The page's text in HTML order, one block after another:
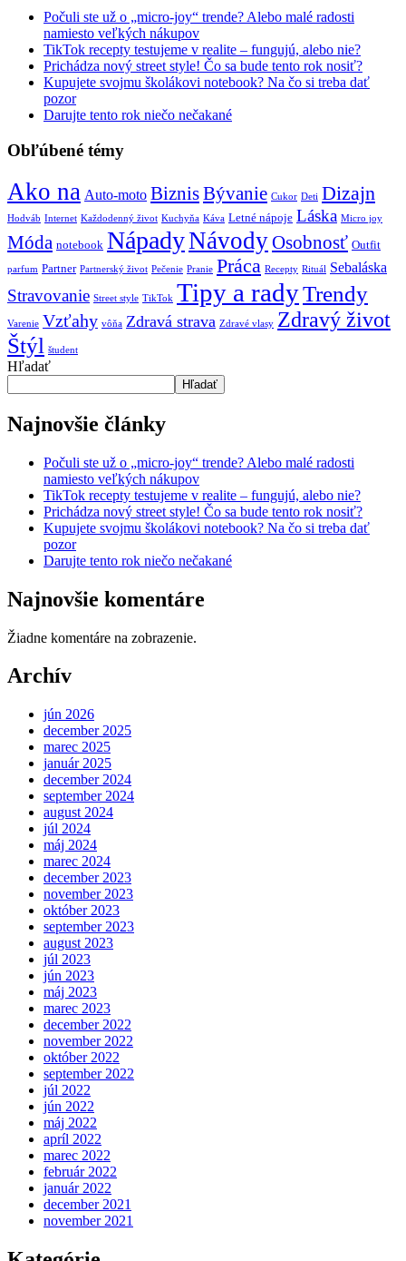
Počuli ste už o „micro-joy“ trende? Alebo malé radosti
namiesto veľkých nákupov
TikTok recepty testujeme v realite – fungujú, alebo nie?
Prichádza nový street style! Čo sa bude tento rok nosiť?
Kupujete svojmu školákovi notebook? Na čo si treba dať
pozor
Darujte tento rok niečo nečakané
Obľúbené témy
Ako na Auto-moto BiznisBývanie Cukor Deti Dizajn
Hodváb Internet Každodenný život Kuchyňa Káva Letné nápoje Láska Micro joy
Móda notebook NápadyNávodyOsobnosť Outfit
parfum Partner Partnerský život Pečenie Pranie Práca Recepty Rituál Sebaláska
Stravovanie Street style TikTok Tipy a radyTrendy
Varenie Vzťahy vôňa Zdravá strava Zdravé vlasy Zdravý život
Štýl študent
Hľadať
Hľadať
Najnovšie články
Počuli ste už o „micro-joy“ trende? Alebo malé radosti
namiesto veľkých nákupov
TikTok recepty testujeme v realite – fungujú, alebo nie?
Prichádza nový street style! Čo sa bude tento rok nosiť?
Kupujete svojmu školákovi notebook? Na čo si treba dať
pozor
Darujte tento rok niečo nečakané
Najnovšie komentáre
Žiadne komentáre na zobrazenie.
Archív
jún 2026
december 2025
marec 2025
január 2025
december 2024
september 2024
august 2024
júl 2024
máj 2024
marec 2024
december 2023
november 2023
október 2023
september 2023
august 2023
júl 2023
jún 2023
máj 2023
marec 2023
december 2022
november 2022
október 2022
september 2022
júl 2022
jún 2022
máj 2022
apríl 2022
marec 2022
február 2022
január 2022
december 2021
november 2021